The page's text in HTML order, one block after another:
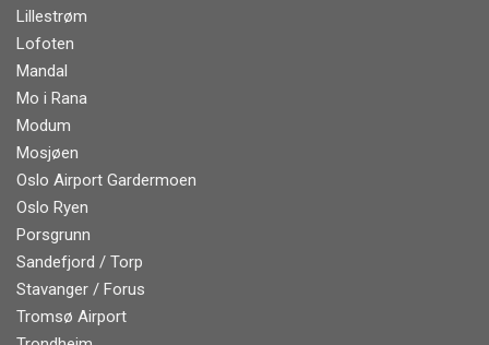
Lillestrøm
Lofoten
Mandal
Mo i Rana
Modum
Mosjøen
Oslo Airport Gardermoen
Oslo Ryen
Porsgrunn
Sandefjord / Torp
Stavanger / Forus
Tromsø Airport